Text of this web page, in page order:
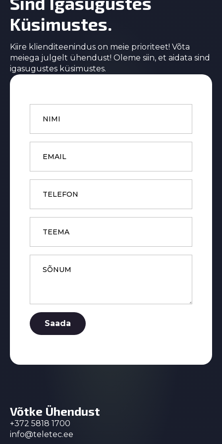
Küsimustes.
Kiire klienditeenindus on meie prioriteet! Võta
meiega julgelt ühendust! Oleme siin, et aidata sind
igasugustes küsimustes.
Name
Email
Phone
Subject
Message
Saada
Võtke Ühendust
+372 5818 1700
info@teletec.ee